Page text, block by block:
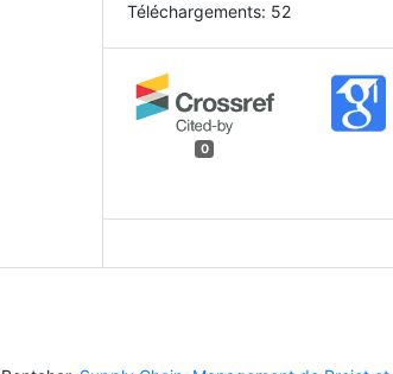
Téléchargements: 52
0